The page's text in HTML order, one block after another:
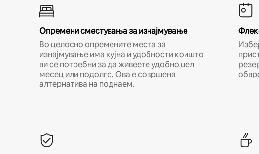
Опремени сместувања за изнајмување
Во целосно опремените места за
изнајмување има кујна и удобности коишто
ви се потребни за да живеете удобно цел
месец или подолго. Ова е совршена
алтернатива на поднаем.